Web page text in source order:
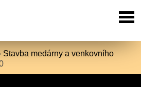
Stavba medárny a venkovního